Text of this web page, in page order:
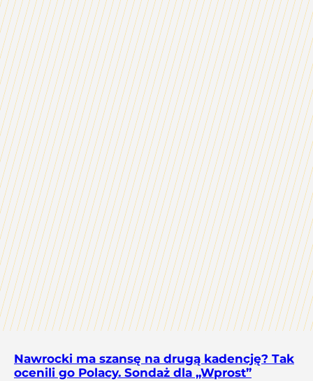
Nawrocki ma szansę na drugą kadencję? Tak
ocenili go Polacy. Sondaż dla „Wprost”